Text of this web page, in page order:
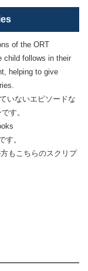
of the ORT
child follows in their
helping to give
いないエピソードな
す。
す。
もこちらのスクリプ